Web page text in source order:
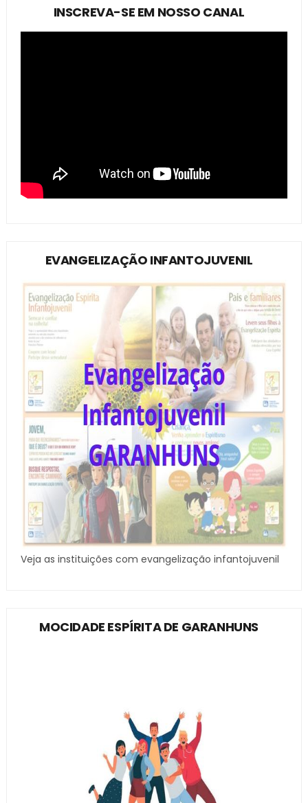
INSCREVA-SE EM NOSSO CANAL
EVANGELIZAÇÃO INFANTOJUVENIL
Veja as instituições com evangelização infantojuvenil
MOCIDADE ESPÍRITA DE GARANHUNS